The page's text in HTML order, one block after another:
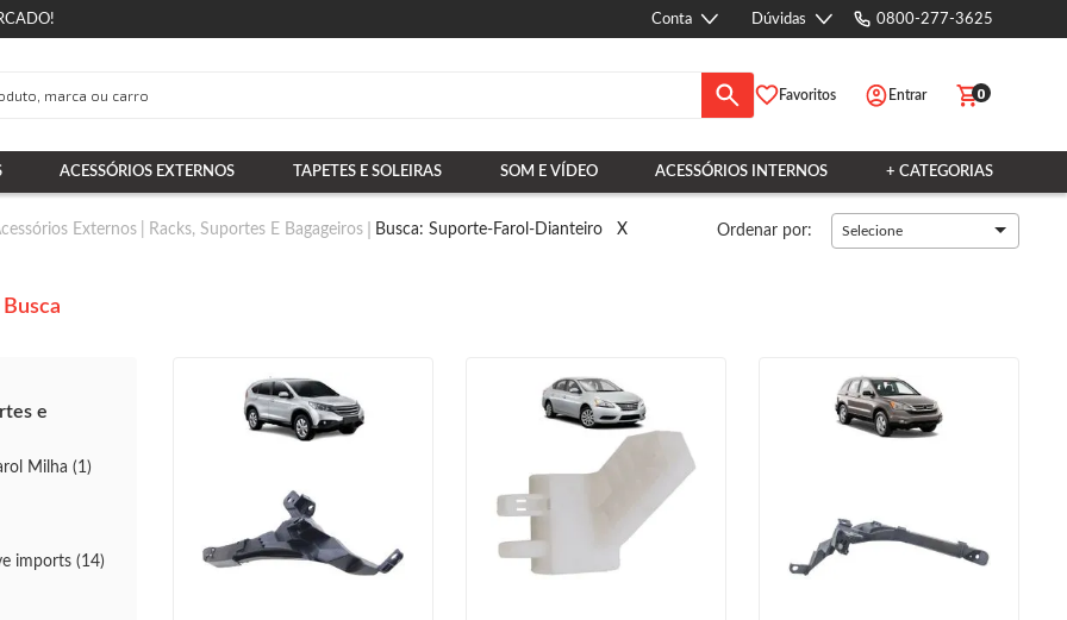
Conta Dúvidas 0800-277-3625
Favoritos Entrar 0
ACESSÓRIOS EXTERNOS TAPETES E SOLEIRAS SOM E VÍDEO ACESSÓRIOS INTERNOS + CATEGORIAS
Externos Racks, Suportes E Bagageiros Busca: Suporte-Farol-Dianteiro X Ordenar por: Selecione
e
Milha (1)
imports (14)